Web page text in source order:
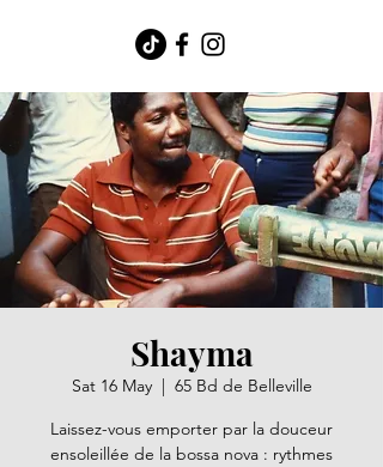
Shayma
Sat 16 May
  |
65 Bd de Belleville
Laissez-vous emporter par la douceur
ensoleillée de la bossa nova : rythmes